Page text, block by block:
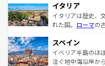
イタリア
イタリアは歴史、
れた国。 ローマの
ろん、トスカーナ
景など、自然景観
ピザやパスタなど
スペイン
イベリア半島のほ
注ぐ地中海沿岸か